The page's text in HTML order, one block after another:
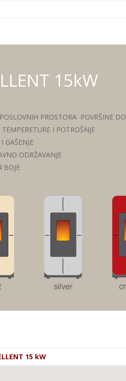
15kW
PROSTORA POVRŠINE DO
I POTROŠNJE
GAŠENJE
ODRŽAVANJE
BOJE
15 kW